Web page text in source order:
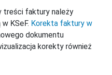
treści faktury należy
KSeF. Korekta faktury w
dokumentu
korekty również